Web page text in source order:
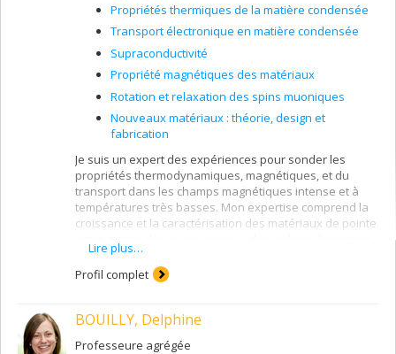
Propriétés thermiques de la matière condensée
Transport électronique en matière condensée
Supraconductivité
Propriété magnétiques des matériaux
Rotation et relaxation des spins muoniques
Nouveaux matériaux : théorie, design et
fabrication
Je suis un expert des expériences pour sonder les
propriétés thermodynamiques, magnétiques, et du
transport dans les champs magnétiques intense et à
températures très basses. Mon expertise comprend la
croissance et la caractérisation des matériaux de pointe
corrélés, et des
frustrés.
Lire plus…
Profil complet
BOUILLY, Delphine
Professeure agrégée